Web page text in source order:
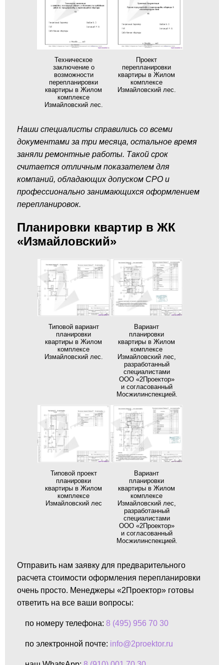
Техническое
заключение о
возможности
перепланировки
квартиры в Жилом
комплексе
Измайловский лес.
Проект
перепланировки
квартиры в Жилом
комплексе
Измайловский лес.
Наши специалисты справились со всеми
документами за три месяца, остальное время
заняли ремонтные работы. Такой срок
считается отличным показателем для
компаний, обладающих допуском СРО и
профессионально занимающихся оформлением
перепланировок.
Планировки квартир в ЖК
«Измайловский»
Типовой вариант
планировки
квартиры в Жилом
комплексе
Измайловский лес.
Вариант
планировки
квартиры в Жилом
комплексе
Измайловский лес,
разработанный
специалистами
ООО «2Проектор»
и согласованный
Мосжилинспекцией.
Типовой проект
планировки
квартиры в Жилом
комплексе
Измайловский лес
Вариант
планировки
квартиры в Жилом
комплексе
Измайловский лес,
разработанный
специалистами
ООО «2Проектор»
и согласованный
Мосжилинспекцией.
Отправить нам заявку для предварительного
расчета стоимости оформления перепланировки
очень просто. Менеджеры «2Проектор» готовы
ответить на все ваши вопросы:
по номеру телефона: 8 (495) 956 70 30
по электронной почте: info@2proektor.ru